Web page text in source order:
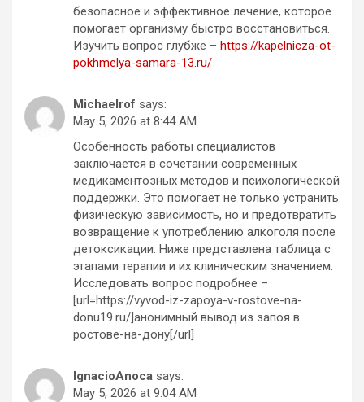
безопасное и эффективное лечение, которое
помогает организму быстро восстановиться.
Изучить вопрос глубже – https://kapelnicza-ot-
pokhmelya-samara-13.ru/
Michaelrof says:
May 5, 2026 at 8:44 AM
Особенность работы специалистов
заключается в сочетании современных
медикаментозных методов и психологической
поддержки. Это помогает не только устранить
физическую зависимость, но и предотвратить
возвращение к употреблению алкоголя после
детоксикации. Ниже представлена таблица с
этапами терапии и их клиническим значением.
Исследовать вопрос подробнее –
[url=https://vyvod-iz-zapoya-v-rostove-na-
donu19.ru/]анонимный вывод из запоя в
ростове-на-дону[/url]
IgnacioAnoca says:
May 5, 2026 at 9:04 AM